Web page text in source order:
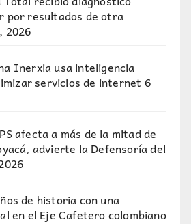
por resultados de otra
2026
Inerxia usa inteligencia
servicios de internet 6
afecta a más de la mitad de
advierte la Defensoría del
de historia con una
en el Eje Cafetero colombiano